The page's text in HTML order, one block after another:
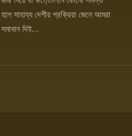
হলে সাহায্য দেশীয় প্রক্রিয়া জেনে আমরা
সমাধান দিই…